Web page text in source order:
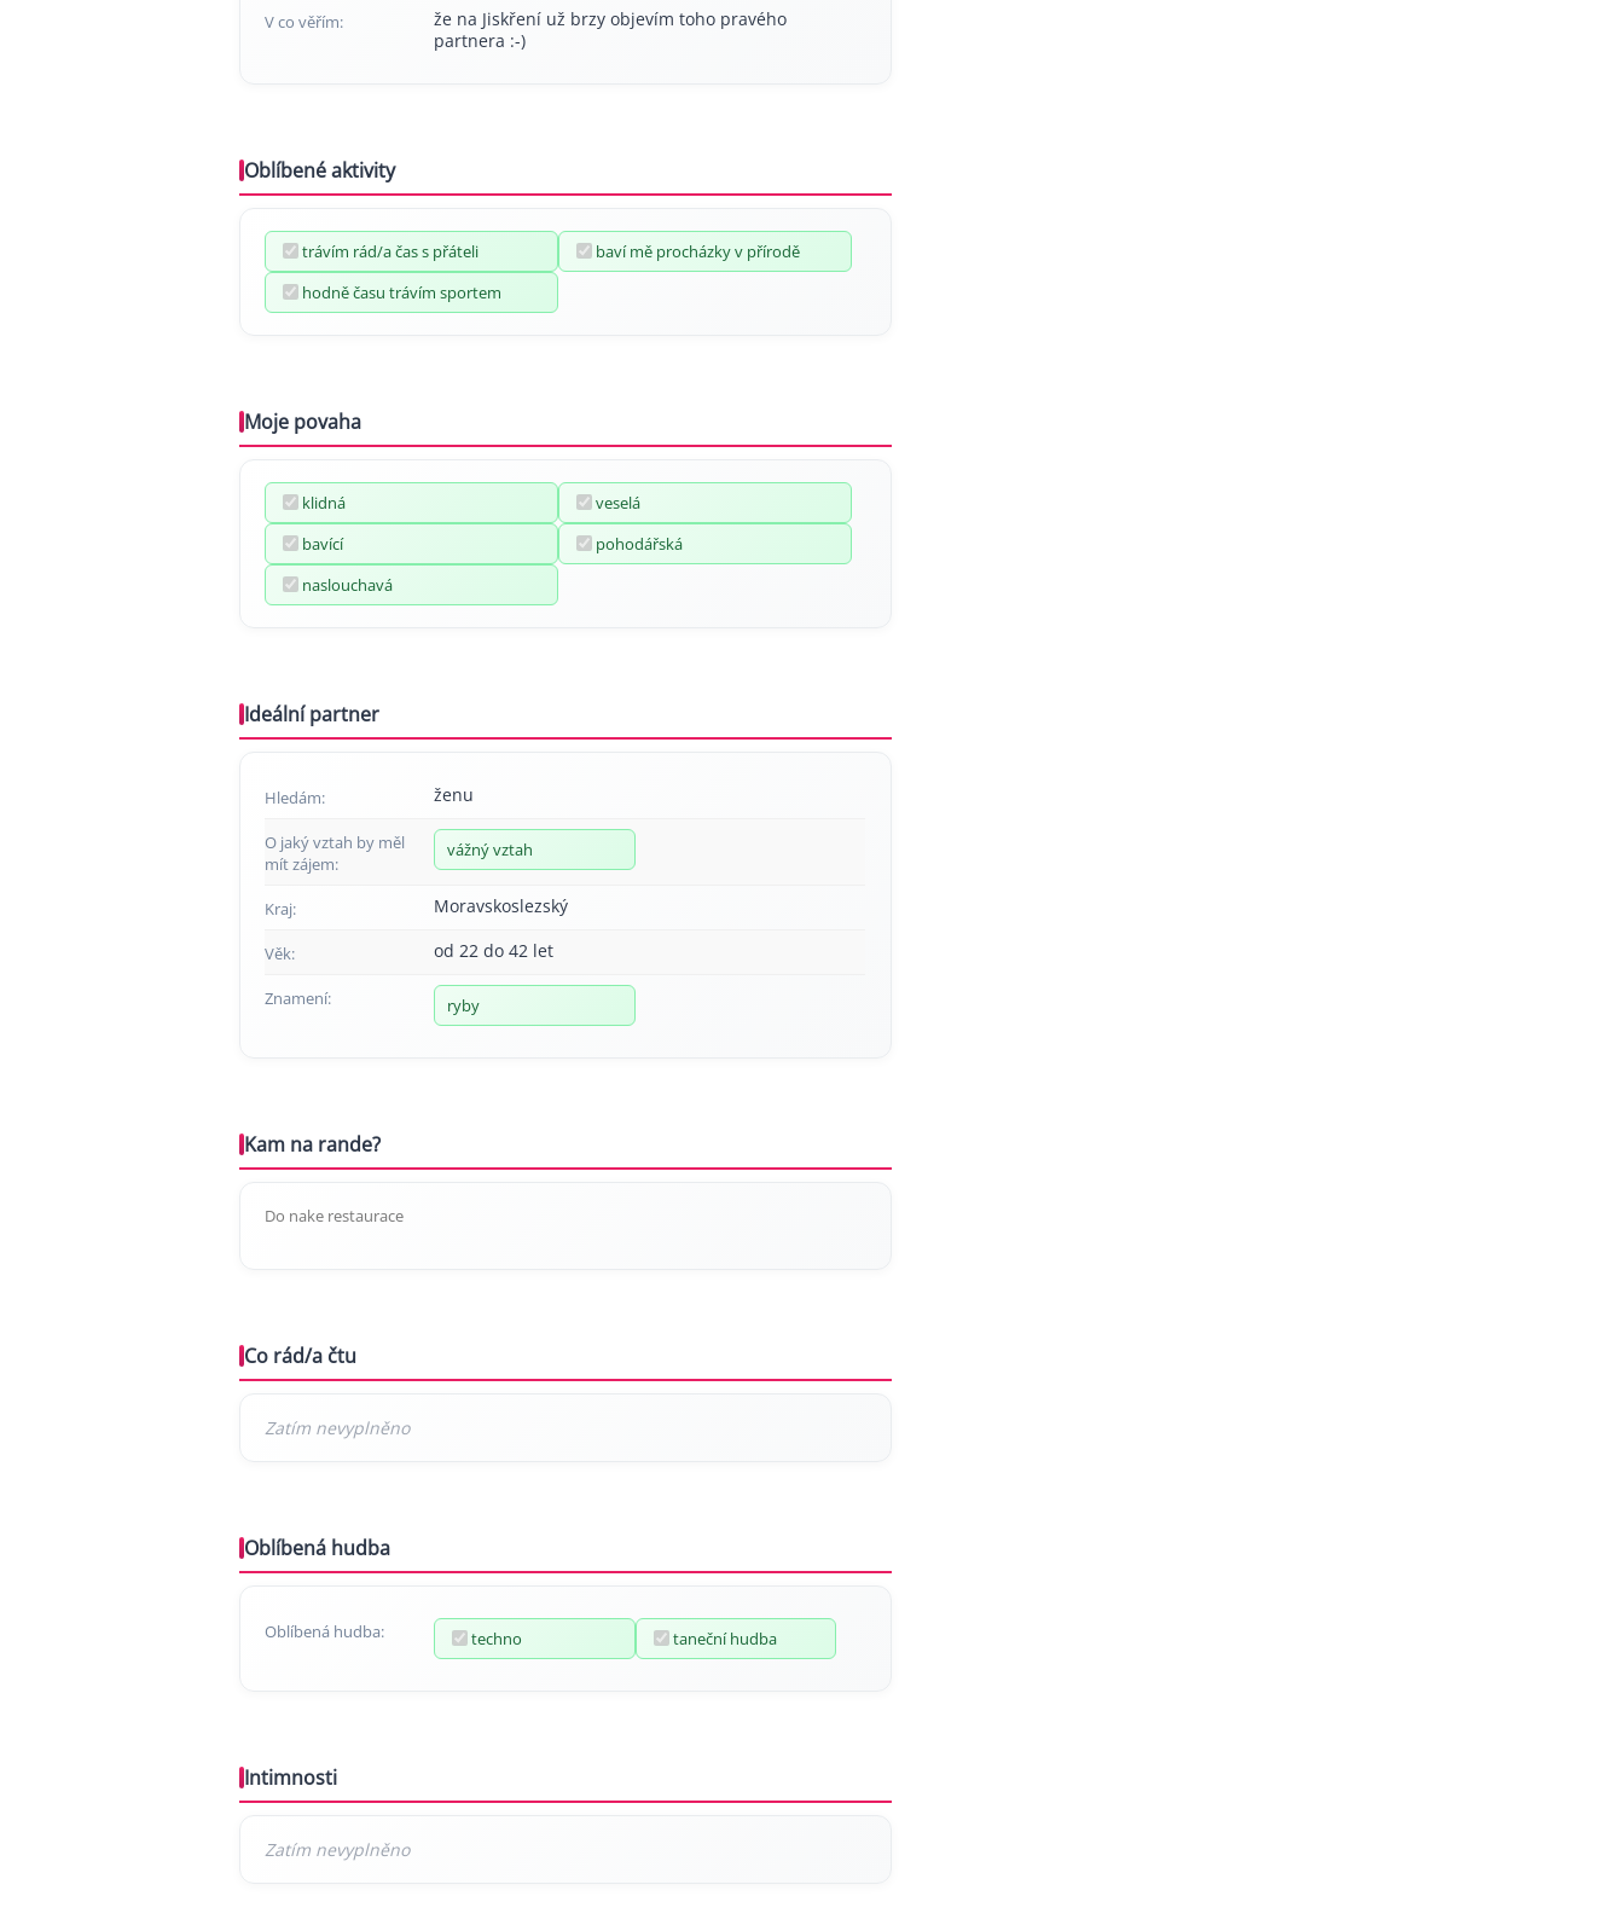
V co věřím:
že na Jiskření už brzy objevím toho pravého
partnera :-)
Oblíbené aktivity
trávím rád/a čas s přáteli
baví mě procházky v přírodě
hodně času trávím sportem
Moje povaha
klidná
veselá
bavící
pohodářská
naslouchavá
Ideální partner
Hledám: ženu
O jaký vztah by měl
mít zájem:
vážný vztah
Kraj: Moravskoslezský
Věk: od 22 do 42 let
Znamení: ryby
Kam na rande?
Do nake restaurace
Co rád/a čtu
Oblíbená hudba
Oblíbená hudba: techno taneční hudba
Intimnosti